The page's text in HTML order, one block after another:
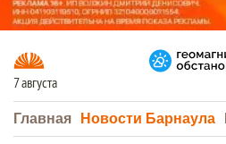
7 августа
Главная Новости Барнаула